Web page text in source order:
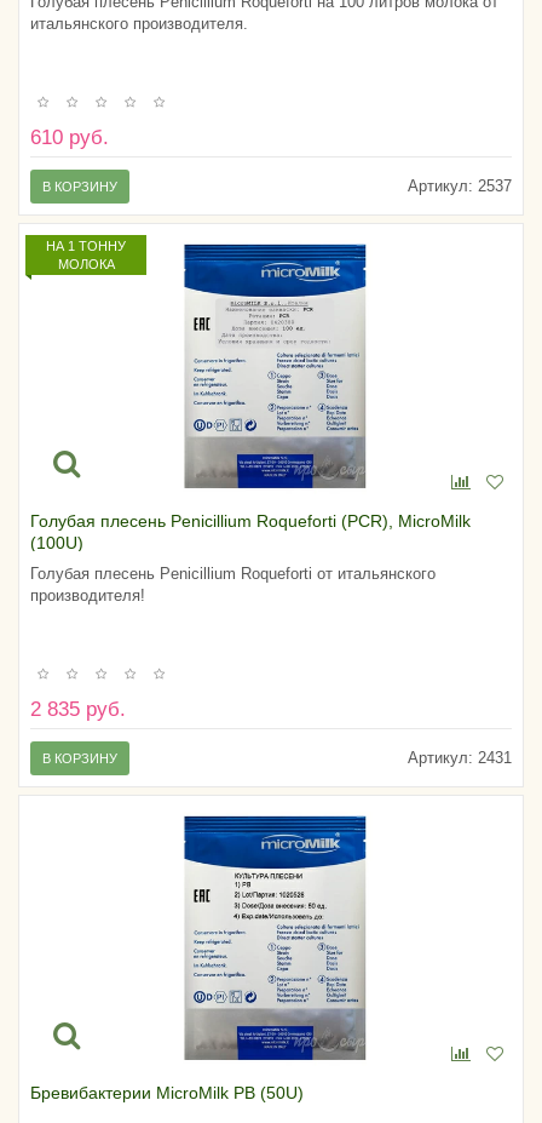
итальянского производителя.
610 руб.
Артикул: 2537
В КОРЗИНУ
НА 1 ТОННУ
МОЛОКА
Голубая плесень Penicillium Roqueforti (PCR), MicroMilk
(100U)
Голубая плесень Penicillium Roqueforti от итальянского
производителя!
2 835 руб.
Артикул: 2431
В КОРЗИНУ
Бревибактерии MicroMilk PB (50U)